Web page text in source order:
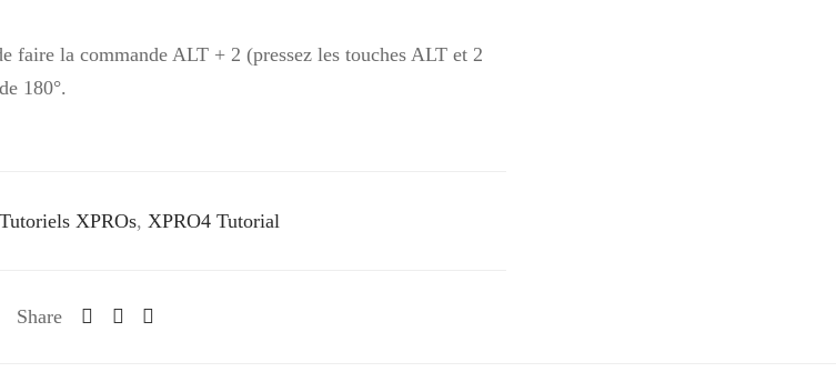
faire la commande ALT + 2 (pressez les touches ALT et 2
180°.
Tutoriels XPROs, XPRO4 Tutorial
Share